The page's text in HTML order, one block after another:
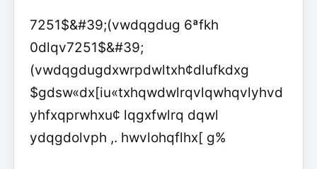
7251$&#39;(vwdqgdug 6ªfkh
0dlqv7251$&#39;
(vwdqgdugdxwrpdwltxh¢dlufkdxg
$gdsw«dx[iu«txhqwdwlrqvlqwhqvlyhvd
yhfxqprwhxu¢ lqgxfwlrq dqwl
ydqgdolvph ,. hwvlohqflhx[ g%